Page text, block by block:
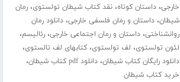
خارجی،داستان کوتاه،نقد کتاب شیطان تولستوی،رمان
شیطان،داستان و رمان فلسفی خارجی،دانلود رمان
روانشناختی،داستان و رمان اجتماعی خارجی،رئالیسم،
لئون تولستوی، لف تولستوی،کتابهای لف تالستوی،
دانلود رایگان کتاب شیطان،دانلود pdf کتاب شیطان ،
خرید کتاب شیطان